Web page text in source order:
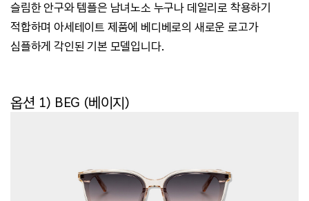
슬림한 안구와 템플은 남녀노소 누구나 데일리로 착용하기
적합하며 아세테이트 제품에 베디베로의 새로운 로고가
심플하게 각인된 기본 모델입니다.
옵션 1) BEG (베이지)